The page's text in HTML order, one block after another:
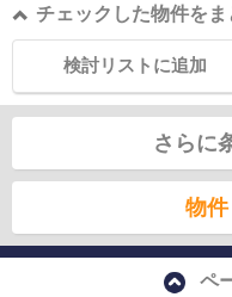
チェックした物件をま
検討リストに追加
さらに
物
ペ